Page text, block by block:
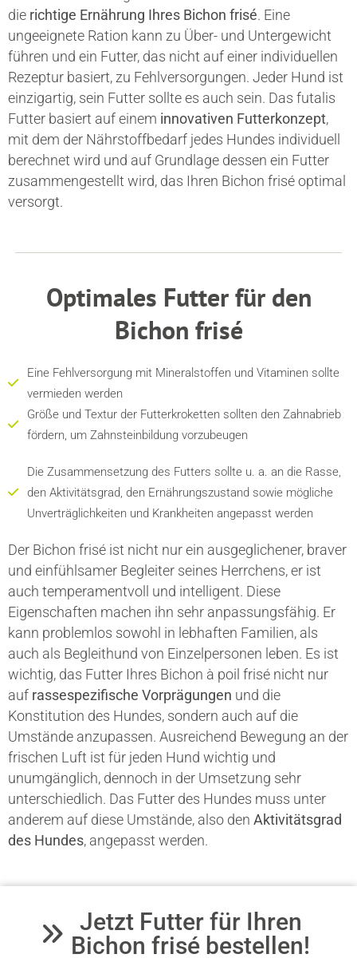
die richtige Ernährung Ihres Bichon frisé. Eine
ungeeignete Ration kann zu Über- und Untergewicht
führen und ein Futter, das nicht auf einer individuellen
Rezeptur basiert, zu Fehlversorgungen. Jeder Hund ist
einzigartig, sein Futter sollte es auch sein. Das futalis
Futter basiert auf einem innovativen Futterkonzept,
mit dem der Nährstoffbedarf jedes Hundes individuell
berechnet wird und auf Grundlage dessen ein Futter
zusammengestellt wird, das Ihren Bichon frisé optimal
versorgt.
Optimales Futter für den
Bichon frisé
Eine Fehlversorgung mit Mineralstoffen und Vitaminen sollte
vermieden werden
Größe und Textur der Futterkroketten sollten den Zahnabrieb
fördern, um Zahnsteinbildung vorzubeugen
Die Zusammensetzung des Futters sollte u. a. an die Rasse,
den Aktivitätsgrad, den Ernährungszustand sowie mögliche
Unverträglichkeiten und Krankheiten angepasst werden
Der Bichon frisé ist nicht nur ein ausgeglichener, braver
und einfühlsamer Begleiter seines Herrchens, er ist
auch temperamentvoll und intelligent. Diese
Eigenschaften machen ihn sehr anpassungsfähig. Er
kann problemlos sowohl in lebhaften Familien, als
auch als Begleithund von Einzelpersonen leben. Es ist
wichtig, das Futter Ihres Bichon à poil frisé nicht nur
auf rassespezifische Vorprägungen und die
Konstitution des Hundes, sondern auch auf die
Umstände anzupassen. Ausreichend Bewegung an der
frischen Luft ist für jeden Hund wichtig und
unumgänglich, dennoch in der Umsetzung sehr
unterschiedlich. Das Futter des Hundes muss unter
anderem auf diese Umstände, also den Aktivitätsgrad
des Hundes, angepasst werden.
Jetzt Futter für Ihren
Bichon frisé bestellen!